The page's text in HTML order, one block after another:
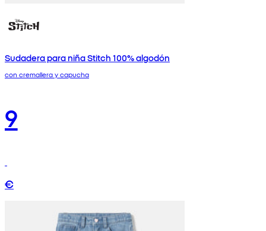
Sudadera para niña Stitch 100% algodón
con cremallera y capucha
9
€